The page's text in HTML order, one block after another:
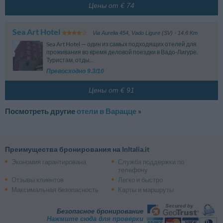
Цены от € 74
Sea Art Hotel Via Aurelia 454, Vado Ligure (SV) - 14.6 Km
Sea Art Hotel — один из самых подходящих отелей для
проживания во время деловой поездки в Вадо-Лигуре.
Туристам, отды...
Превосходно 9.3/10
Цены от € 91
Посмотреть другие отели в Вараццe »
Преимущества бронирования на InItalia.it
Экономия гарантирована
Служба поддержки по
телефону
Отзывы клиентов
Легко и быстро
Максимальная безопасность
Карты и маршруты
Безопасное бронирование
Нажмите сюда для проверки